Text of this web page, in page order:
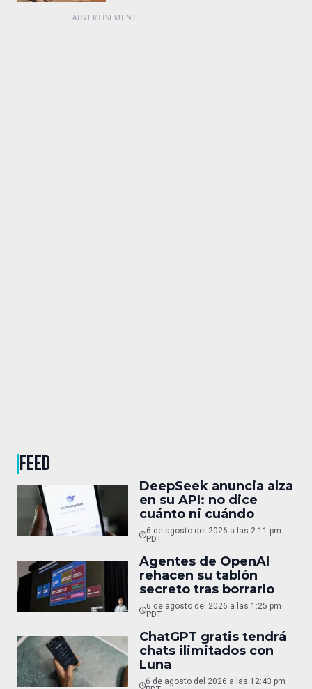
FEED
DeepSeek anuncia alza
en su API: no dice
cuánto ni cuándo
6 de agosto del 2026 a las 2:11 pm
PDT
Agentes de OpenAI
rehacen su tablón
secreto tras borrarlo
6 de agosto del 2026 a las 1:25 pm
PDT
ChatGPT gratis tendrá
chats ilimitados con
Luna
6 de agosto del 2026 a las 12:43 pm